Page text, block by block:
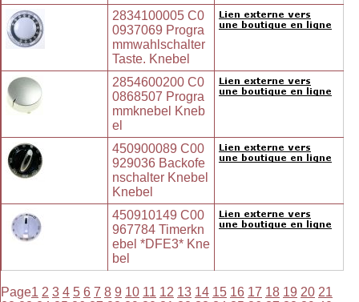
2834100005 C0
0937069 Progra
mmwahlschalter
Taste. Knebel
2854600200 C0
0868507 Progra
mmknebel Kneb
el
450900089 C00
929036 Backofe
nschalter Knebel
Knebel
450910149 C00
967784 Timerkn
ebel *DFE3* Kne
bel
Page1 2 3 4 5 6 7 8 9 10 11 12 13 14 15 16 17 18 19 20 21